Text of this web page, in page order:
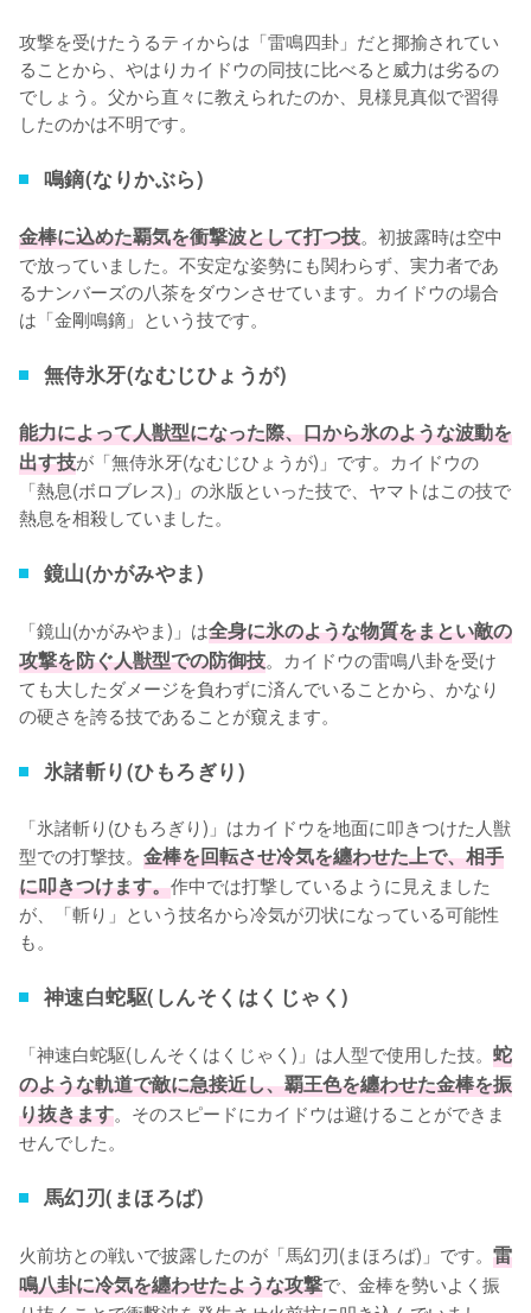
攻撃を受けたうるティからは「雷鳴四卦」だと揶揄されてい
ることから、やはりカイドウの同技に比べると威力は劣るの
でしょう。父から直々に教えられたのか、見様見真似で習得
したのかは不明です。
鳴鏑(なりかぶら)
金棒に込めた覇気を衝撃波として打つ技。初披露時は空中
で放っていました。不安定な姿勢にも関わらず、実力者であ
るナンバーズの八茶をダウンさせています。カイドウの場合
は「金剛鳴鏑」という技です。
無侍氷牙(なむじひょうが)
能力によって人獣型になった際、口から氷のような波動を
出す技が「無侍氷牙(なむじひょうが)」です。カイドウの
「熱息(ボロブレス)」の氷版といった技で、ヤマトはこの技で
熱息を相殺していました。
鏡山(かがみやま)
「鏡山(かがみやま)」は全身に氷のような物質をまとい敵の
攻撃を防ぐ人獣型での防御技。カイドウの雷鳴八卦を受け
ても大したダメージを負わずに済んでいることから、かなり
の硬さを誇る技であることが窺えます。
氷諸斬り(ひもろぎり)
「氷諸斬り(ひもろぎり)」はカイドウを地面に叩きつけた人獣
型での打撃技。 金棒を回転させ冷気を纏わせた上で、相手
に叩きつけます。作中では打撃しているように見えました
が、「斬り」という技名から冷気が刃状になっている可能性
も。
神速白蛇駆(しんそくはくじゃく)
「神速白蛇駆(しんそくはくじゃく)」は人型で使用した技。 蛇
のような軌道で敵に急接近し、覇王色を纏わせた金棒を振
り抜きます。そのスピードにカイドウは避けることができま
せんでした。
馬幻刃(まほろば)
火前坊との戦いで披露したのが「馬幻刃(まほろば)」です。 雷
鳴八卦に冷気を纏わせたような攻撃で、金棒を勢いよく振